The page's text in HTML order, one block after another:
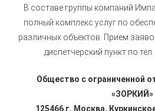
В составе группы компаний
полный комплекс услуг по
различных объектов. Прием
диспетчерский пункт по
Общество с ограниченной
«ЗОРКИЙ»
125466 г. Москва,